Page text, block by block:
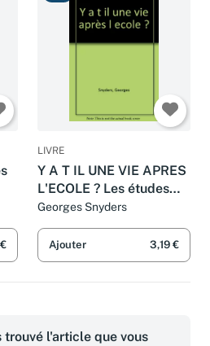
LIVRE
Y A T IL UNE VIE APRES
L'ECOLE ? Les études
après les études, quelle
joie
Georges Snyders
Ajouter 3,19 €
trouvé l'article que vous